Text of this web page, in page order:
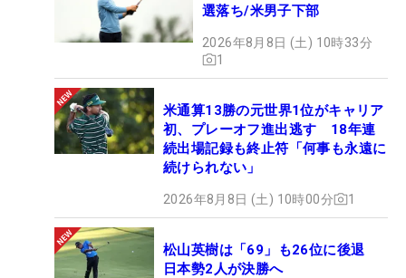
選落ち/米男子下部
2026年8月8日 (土) 10時33分
1
米通算13勝の元世界1位がキャリア
初、プレーオフ進出逃す 18年連
続出場記録も終止符「何事も永遠に
続けられない」
2026年8月8日 (土) 10時00分 1
松山英樹は「69」も26位に後退
日本勢2人が決勝へ